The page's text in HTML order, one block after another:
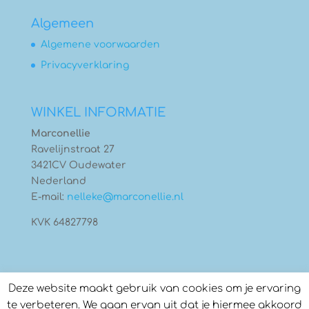
Algemeen
Algemene voorwaarden
Privacyverklaring
WINKEL INFORMATIE
Marconellie
Ravelijnstraat 27
3421CV Oudewater
Nederland
E-mail: nelleke@marconellie.nl
KVK 64827798
Deze website maakt gebruik van cookies om je ervaring
te verbeteren. We gaan ervan uit dat je hiermee akkoord